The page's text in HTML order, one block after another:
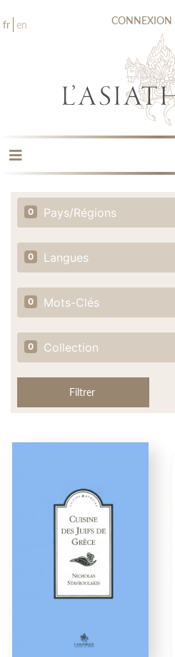
fr en CONNEXION
LES ÉDITIONS
LA LIBRAIRIE
CATALOGUE
MÉDIATHÈQUE
NOUVEAUTÉS / À PARAÎTRE
0 Pays/Régions
0 Langues
0 Mots-Clés
0 Collection
Filtrer